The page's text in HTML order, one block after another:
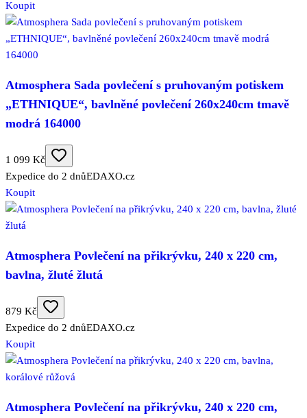
Koupit
Atmosphera Sada povlečení s pruhovaným potiskem
„ETHNIQUE“, bavlněné povlečení 260x240cm tmavě
modrá 164000
1 099 Kč
Expedice do 2 dnůEDAXO.cz
Koupit
Atmosphera Povlečení na přikrývku, 240 x 220 cm,
bavlna, žluté žlutá
879 Kč
Expedice do 2 dnůEDAXO.cz
Koupit
Atmosphera Povlečení na přikrývku, 240 x 220 cm,